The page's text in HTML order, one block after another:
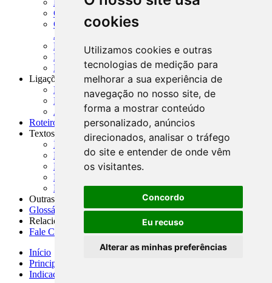
cookies
Utilizamos cookies e outras
tecnologias de medição para
melhorar a sua experiência de
navegação no nosso site, de
forma a mostrar conteúdo
personalizado, anúncios
direcionados, analisar o tráfego
do site e entender de onde vêm
os visitantes.
Concordo
Eu recuso
Alterar as minhas preferências
CADOC - Catálogo de Documentos
CNAE-CONCLA - Classificação Nacional de
Atividades Econômicas
PMF - Cartilhas do BCB
Manuais Auxiliares do BCB e Cosif-e
Resenhas Diárias Governamentais
Ligações Externas
Links Úteis
Presidência da República
Agências Nacionais Reguladoras
Roteiros para Estudos
Textos
Índice de Textos
Editorial
Monografias
Na Imprensa
Fórum de Discussão
Outras ferramentas
Glossário
Relacionamento
Fale Conosco
Início
Principais notícias
Indicadores